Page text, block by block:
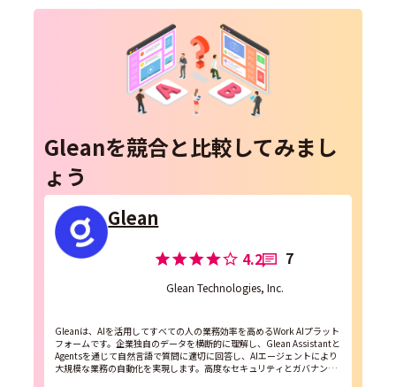
Gleanを競合と比較してみまし
ょう
Glean
4.2 7
Glean Technologies, Inc.
Gleanは、AIを活用してすべての人の業務効率を高めるWork AIプラット
フォームです。企業独自のデータを横断的に理解し、Glean Assistantと
Agentsを通じて自然言語で質問に適切に回答し、AIエージェントにより
大規模な業務の自動化を実現します。高度なセキュリティとガバナンス